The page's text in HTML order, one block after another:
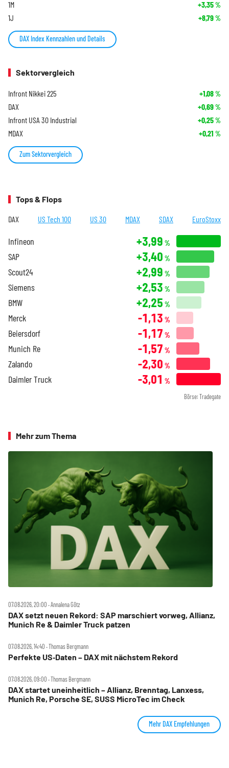
1M +3,35%
1J +8,79%
DAX Index Kennzahlen und Details
Sektorvergleich
Infront Nikkei 225 +1,08%
DAX +0,69%
Infront USA 30 Industrial +0,25%
MDAX +0,21 %
Zum Sektorvergleich
Tops & Flops
DAX US Tech 100 US 30 MDAX SDAX EuroStoxx
Infineon +3,99 %
SAP +3,40 %
Scout24 +2,99 %
Siemens +2,53 %
BMW +2,25 %
Merck -1,13 %
Beiersdorf -1,17 %
Munich Re -1,57 %
Zalando -2,30 %
Daimler Truck -3,01 %
Börse: Tradegate
Mehr zum Thema
07.08.2026, 20:00 ‧ Annalena Götz
DAX setzt neuen Rekord: SAP marschiert vorweg, Allianz,
Munich Re & Daimler Truck patzen
07.08.2026, 14:40 ‧ Thomas Bergmann
Perfekte US‑Daten – DAX mit nächstem Rekord
07.08.2026, 09:00 ‧ Thomas Bergmann
DAX startet uneinheitlich – Allianz, Brenntag, Lanxess,
Munich Re, Porsche SE, SUSS MicroTec im Check
Mehr DAX Empfehlungen